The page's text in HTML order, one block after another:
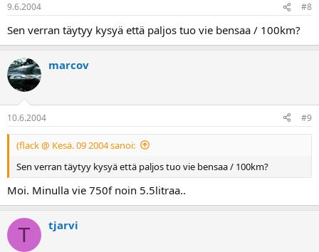
9.6.2004 #8
Sen verran täytyy kysyä että paljos tuo vie bensaa / 100km?
marcov
10.6.2004 #9
(flack @ Kesä. 09 2004 sanoi:
Sen verran täytyy kysyä että paljos tuo vie bensaa / 100km?
Moi. Minulla vie 750f noin 5.5litraa..
T tjarvi